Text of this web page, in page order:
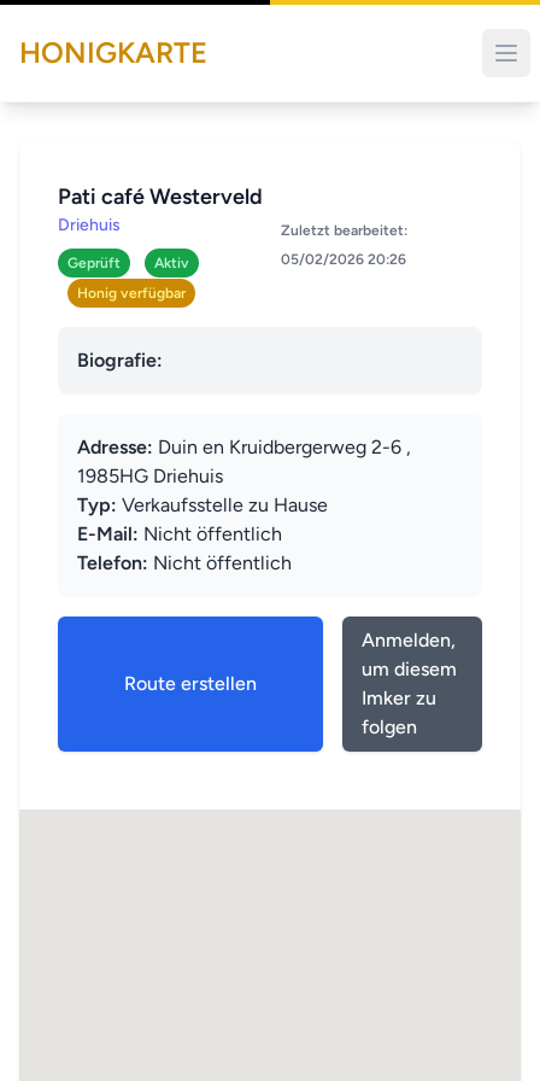
HONIGKARTE
Pati café Westerveld
Driehuis
Geprüft
Aktiv
Honig verfügbar
Zuletzt bearbeitet:
05/02/2026 20:26
Biografie:
Adresse: Duin en Kruidbergerweg 2-6 ,
1985HG Driehuis
Typ: Verkaufsstelle zu Hause
E-Mail: Nicht öffentlich
Telefon: Nicht öffentlich
Route erstellen
Anmelden,
um diesem
Imker zu
folgen